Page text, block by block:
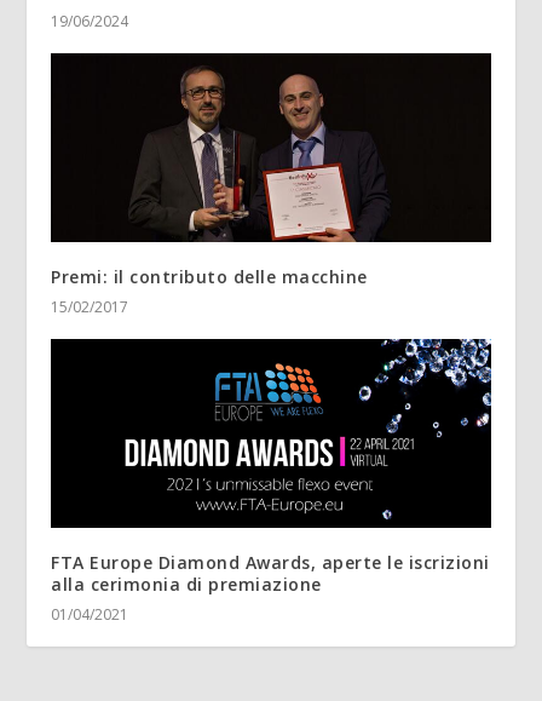
19/06/2024
Premi: il contributo delle macchine
15/02/2017
FTA Europe Diamond Awards, aperte le iscrizioni
alla cerimonia di premiazione
01/04/2021